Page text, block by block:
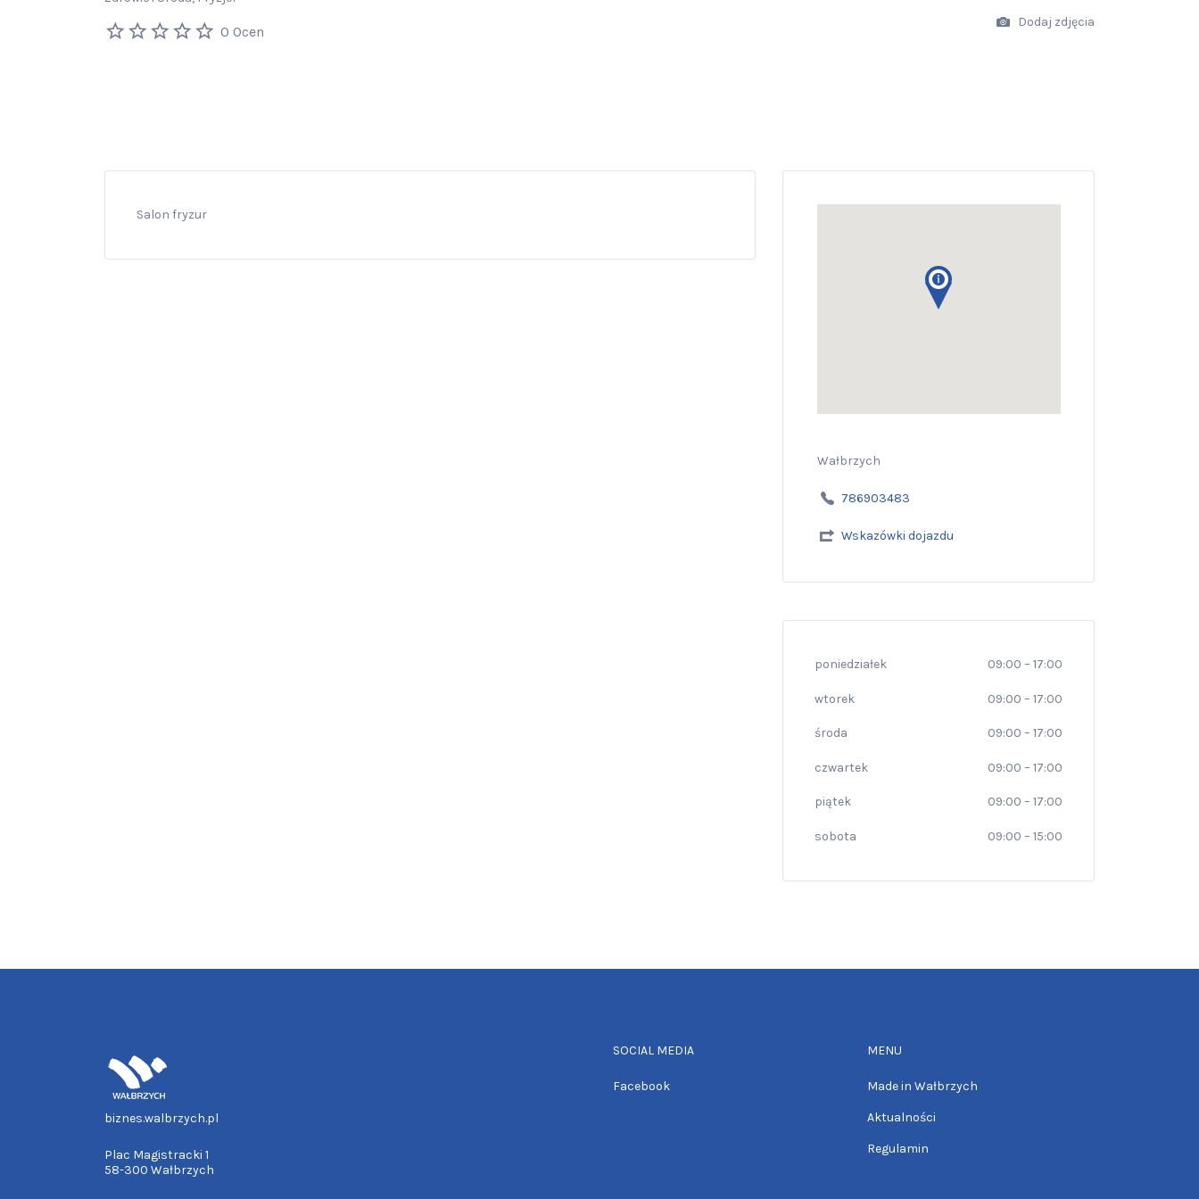
0 Ocen
Dodaj zdjęcia
Salon fryzur
Wałbrzych
786903483
Wskazówki dojazdu
poniedziałek 09:00 – 17:00
wtorek 09:00 – 17:00
środa 09:00 – 17:00
czwartek 09:00 – 17:00
piątek 09:00 – 17:00
sobota 09:00 – 15:00
biznes.walbrzych.pl
Plac Magistracki 1
58-300 Wałbrzych
SOCIAL MEDIA
Facebook
MENU
Made in Wałbrzych
Aktualności
Regulamin